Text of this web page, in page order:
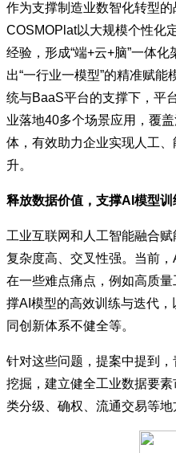
作为支撑制造业数智化转型
COSMOPlat以大规模个性化
经验，形成“端+云+脑”一体
出“一行业一模型”的精准赋
统与BaaS平台的支撑下，平
业落地40多个场景应用，覆
体，有效助力企业实现人工
升。
释放数据价值，支撑AI模型训
工业互联网和人工智能融合赋
复杂度高、交叉性强。当前
在一些难点痛点，例如高质
撑AI模型的高效训练与迭代
同创新体系不健全等。
针对这些问题，提案中提到
挖掘，建立健全工业数据要
类分级、确权、流通交易等地